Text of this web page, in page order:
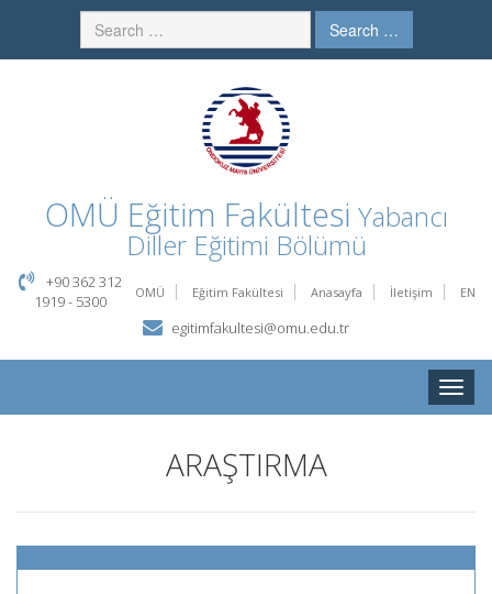
Search …
OMÜ Eğitim Fakültesi Yabancı
Diller Eğitimi Bölümü
OMÜ Eğitim Fakültesi Anasayfa İletişim EN
+90 362 312
1919 - 5300
egitimfakultesi@omu.edu.tr
Toggle
ARAŞTIRMA